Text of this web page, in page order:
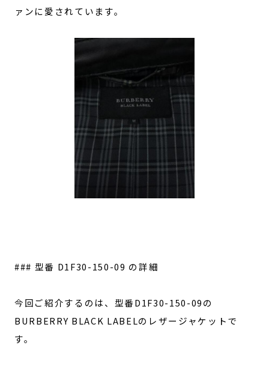
ァンに愛されています。
### 型番 D1F30-150-09 の詳細
今回ご紹介するのは、型番D1F30-150-09の
BURBERRY BLACK LABELのレザージャケットで
す。